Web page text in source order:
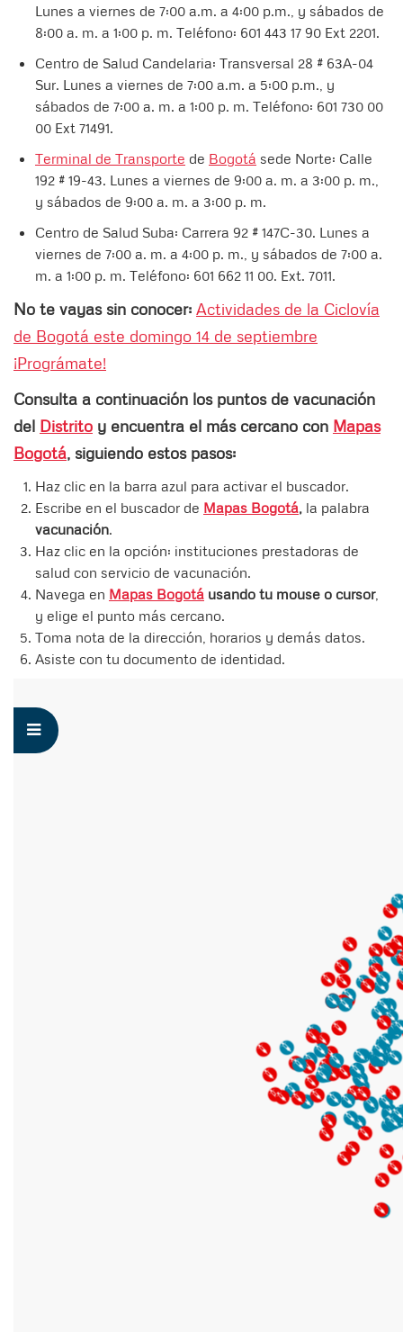
Lunes a viernes de 7:00 a.m. a 4:00 p.m., y sábados de
8:00 a. m. a 1:00 p. m. Teléfono: 601 443 17 90 Ext 2201.
Centro de Salud Candelaria: Transversal 28 # 63A-04
Sur. Lunes a viernes de 7:00 a.m. a 5:00 p.m., y
sábados de 7:00 a. m. a 1:00 p. m. Teléfono: 601 730 00
00 Ext 71491. ​
Terminal de Transporte de Bogotá sede Norte: Calle
192 # 19-43. Lunes a viernes de 9:00 a. m. a 3:00 p. m.,
y sábados de 9:00 a. m. a 3:00 p. m.
Centro de Salud Suba: Carrera 92 # 147C-30. Lunes a
viernes de 7:00 a. m. a 4:00 p. m., y sábados de 7:00 a.
m. a 1:00 p. m. Teléfono: 601 662 11 00. Ext. 7011.
No te vayas sin conocer: Actividades de la Ciclovía
de Bogotá este domingo 14 de septiembre
¡Prográmate!
Consulta a continuación los puntos de vacunación
del Distrito y encuentra el más cercano con Mapas
Bogotá, siguiendo estos pasos:
Haz clic en la barra azul para activar el buscador.
Escribe en el buscador de Mapas Bogotá, la palabra
vacunación.
Haz clic en la opción: instituciones prestadoras de
salud con servicio de vacunación.
Navega en Mapas Bogotá usando tu mouse o cursor,
y elige el punto más cercano.
Toma nota de la dirección, horarios y demás datos.
Asiste con tu documento de identidad.